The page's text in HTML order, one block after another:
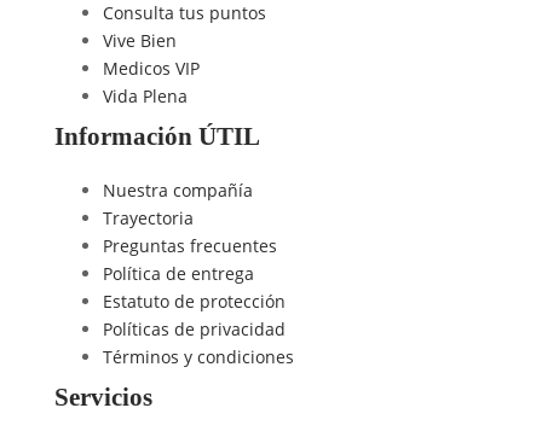
Consulta tus puntos
Vive Bien
Medicos VIP
Vida Plena
Información ÚTIL
Nuestra compañía
Trayectoria
Preguntas frecuentes
Política de entrega
Estatuto de protección
Políticas de privacidad
Términos y condiciones
Servicios